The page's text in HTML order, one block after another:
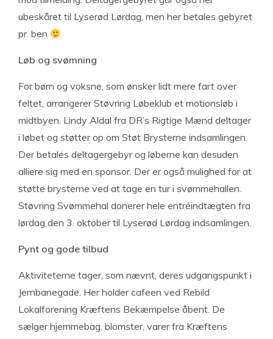
ubeskåret til Lyserød Lørdag, men her betales gebyret
pr. ben
Løb og svømning
For børn og voksne, som ønsker lidt mere fart over
feltet, arrangerer Støvring Løbeklub et motionsløb i
midtbyen. Lindy Aldal fra DR’s Rigtige Mænd deltager
i løbet og støtter op om Støt Brysterne indsamlingen.
Der betales deltagergebyr og løberne kan desuden
alliere sig med en sponsor. Der er også mulighed for at
støtte brysterne ved at tage en tur i svømmehallen.
Støvring Svømmehal donerer hele entréindtægten fra
lørdag den 3. oktober til Lyserød Lørdag indsamlingen.
Pynt og gode tilbud
Aktiviteterne tager, som nævnt, deres udgangspunkt i
Jernbanegade. Her holder cafeen ved Rebild
Lokalforening Kræftens Bekæmpelse åbent. De
sælger hjemmebag, blomster, varer fra Kræftens